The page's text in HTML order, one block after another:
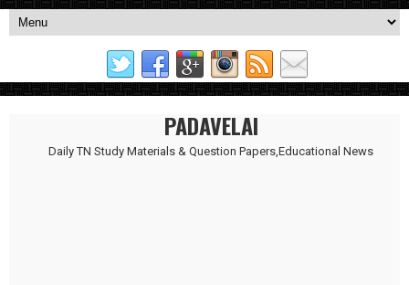
PADAVELAI
Daily TN Study Materials & Question Papers,Educational News